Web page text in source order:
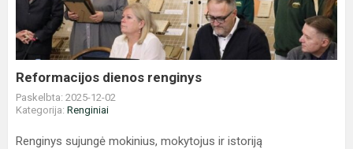
Reformacijos dienos renginys
Paskelbta: 2025-12-02
Kategorija: Renginiai
Renginys sujungė mokinius, mokytojus ir istoriją